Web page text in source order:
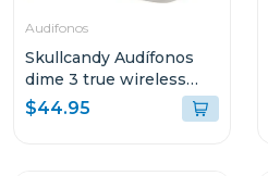
Audifonos
Skullcandy Audífonos
dime 3 true wireless
bone orange glow r951
$44.95